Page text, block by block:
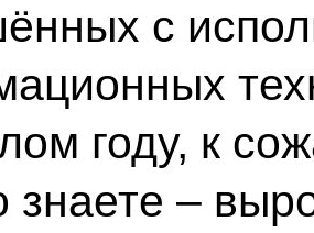
с
году, к
знаете –